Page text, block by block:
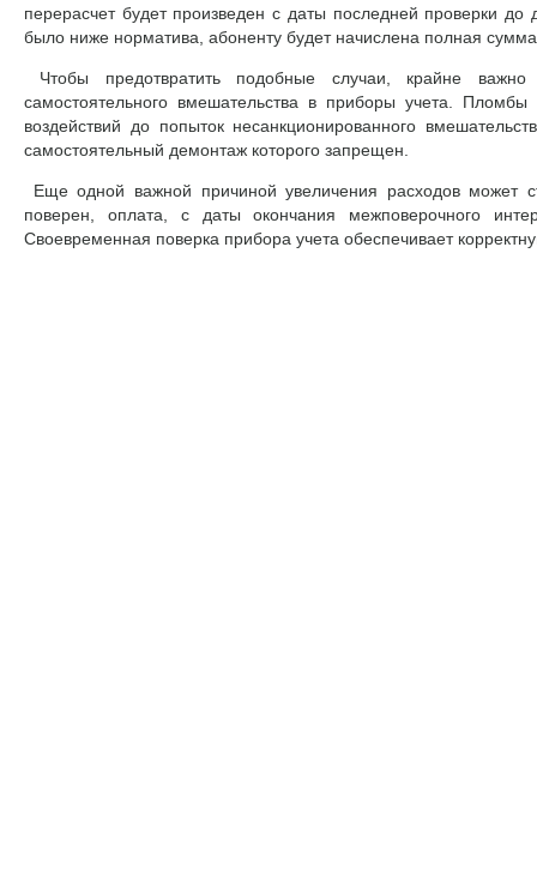
перерасчет будет произведен с даты последней проверки
было ниже норматива, абоненту будет начислена полная
Чтобы предотвратить подобные случаи, крайне важно
самостоятельного вмешательства в приборы учета.
воздействий до попыток несанкционированного
самостоятельный демонтаж которого запрещен.
Еще одной важной причиной увеличения расходов может
поверен, оплата, с даты окончания межповерочного
Своевременная поверка прибора учета обеспечивает